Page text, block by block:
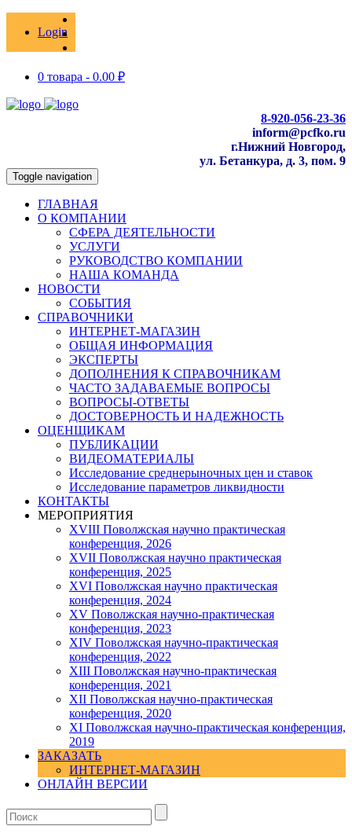
Login
0 товара - 0.00 ₽
8-920-056-23-36
inform@pcfko.ru
г.Нижний Новгород,
ул. Бетанкура, д. 3, пом. 9
Toggle navigation
ГЛАВНАЯ
О КОМПАНИИ
СФЕРА ДЕЯТЕЛЬНОСТИ
УСЛУГИ
РУКОВОДСТВО КОМПАНИИ
НАША КОМАНДА
НОВОСТИ
СОБЫТИЯ
СПРАВОЧНИКИ
ИНТЕРНЕТ-МАГАЗИН
ОБЩАЯ ИНФОРМАЦИЯ
ЭКСПЕРТЫ
ДОПОЛНЕНИЯ К СПРАВОЧНИКАМ
ЧАСТО ЗАДАВАЕМЫЕ ВОПРОСЫ
ВОПРОСЫ-ОТВЕТЫ
ДОСТОВЕРНОСТЬ И НАДЕЖНОСТЬ
ОЦЕНЩИКАМ
ПУБЛИКАЦИИ
ВИДЕОМАТЕРИАЛЫ
Исследование среднерыночных цен и ставок
Исследование параметров ликвидности
КОНТАКТЫ
МЕРОПРИЯТИЯ
XVIII Поволжская научно практическая
конференция, 2026
XVII Поволжская научно практическая
конференция, 2025
XVI Поволжская научно практическая
конференция, 2024
ХV Поволжская научно-практическая
конференция, 2023
ХIV Поволжская научно-практическая
конференция, 2022
ХIII Поволжская научно-практическая
конференция, 2021
ХII Поволжская научно-практическая
конференция, 2020
XI Поволжская научно-практическая конференция,
2019
ЗАКАЗАТЬ
ИНТЕРНЕТ-МАГАЗИН
ОНЛАЙН ВЕРСИИ